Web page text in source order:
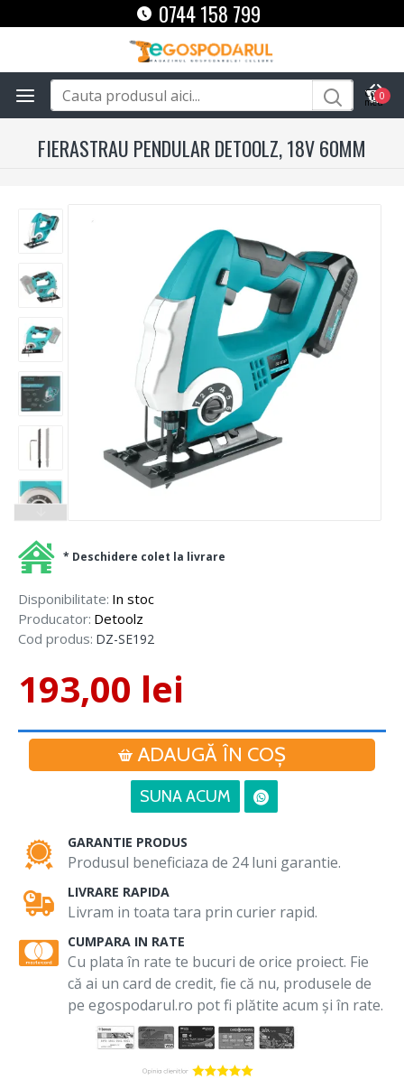
0744 158 799
0
FIERASTRAU PENDULAR DETOOLZ, 18V 60MM
Disponibilitate: In stoc
Producator: Detoolz
Cod produs: DZ-SE192
193,00 lei
ADAUGĂ ÎN COŞ
SUNA ACUM
* Deschidere colet la livrare
GARANTIE PRODUS
Produsul beneficiaza de 24 luni garantie.
LIVRARE RAPIDA
Livram in toata tara prin curier rapid.
CUMPARA IN RATE
Cu plata în rate te bucuri de orice proiect. Fie
că ai un card de credit, fie că nu, produsele de
pe egospodarul.ro pot fi plătite acum și în rate.